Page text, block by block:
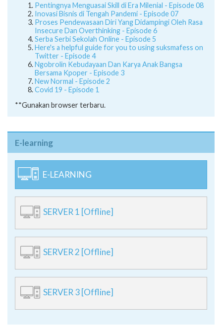
Pentingnya Menguasai Skill di Era Milenial - Episode 08
Inovasi Bisnis di Tengah Pandemi - Episode 07
Proses Pendewasaan Diri Yang Didampingi Oleh Rasa
Insecure Dan Overthinking - Episode 6
Serba Serbi Sekolah Online - Episode 5
Here's a helpful guide for you to using suksmafess on
Twitter - Episode 4
Ngobrolin Kebudayaan Dan Karya Anak Bangsa
Bersama Kpoper - Episode 3
New Normal - Episode 2
Covid 19 - Episode 1
**Gunakan browser terbaru.
E-learning
E-LEARNING
SERVER 1 [Offline]
SERVER 2 [Offline]
SERVER 3 [Offline]